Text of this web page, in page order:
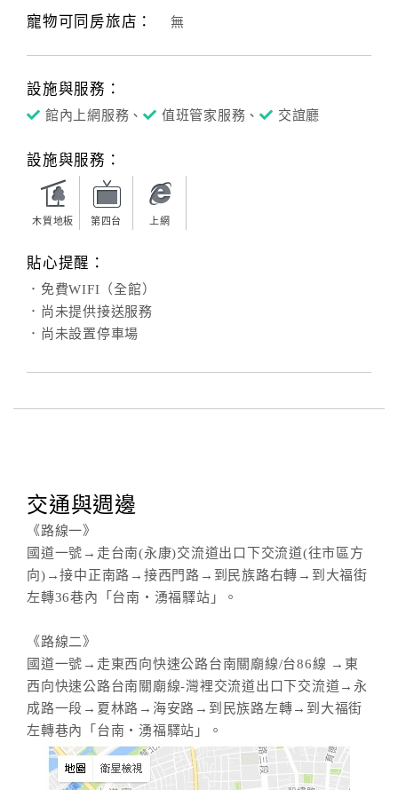
客
絡
單
上
服
Q&A
國
旅
卡
房
請
款
寵物可同房旅店： 無
設施與服務：
館內上網服務、 值班管家服務、 交誼廳
設施與服務：
木質地板 第四台 上網
貼心提醒：
．免費WIFI（全館）
．尚未提供接送服務
．尚未設置停車場
交通與週邊
《路線一》
國道一號→走台南(永康)交流道出口下交流道(往市區方
向)→接中正南路→接西門路→到民族路右轉→到大福街
左轉36巷內「台南‧湧福驛站」。
《路線二》
國道一號→走東西向快速公路台南關廟線/台86線 →東
西向快速公路台南關廟線-灣裡交流道出口下交流道→永
成路一段→夏林路→海安路→到民族路左轉→到大福街
左轉巷內「台南‧湧福驛站」。